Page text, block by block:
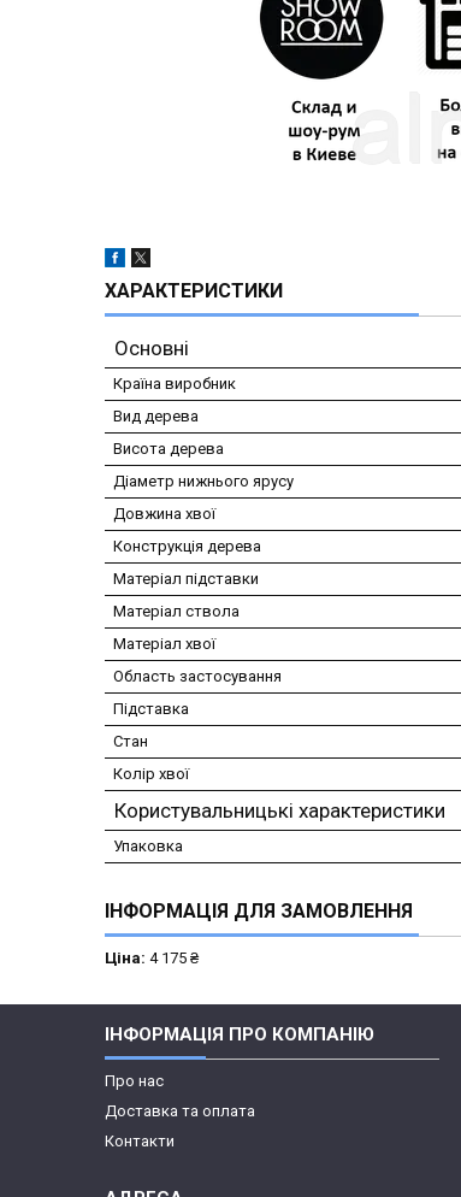
ХАРАКТЕРИСТИКИ
Основні
Країна виробник
Вид дерева
Висота дерева
Діаметр нижнього ярусу
Довжина хвої
Конструкція дерева
Матеріал підставки
Матеріал ствола
Матеріал хвої
Область застосування
Підставка
Стан
Колір хвої
Користувальницькі характеристики
Упаковка
ІНФОРМАЦІЯ ДЛЯ ЗАМОВЛЕННЯ
Ціна: 4 175 ₴
ІНФОРМАЦІЯ ПРО КОМПАНІЮ
Про нас
Доставка та оплата
Контакти